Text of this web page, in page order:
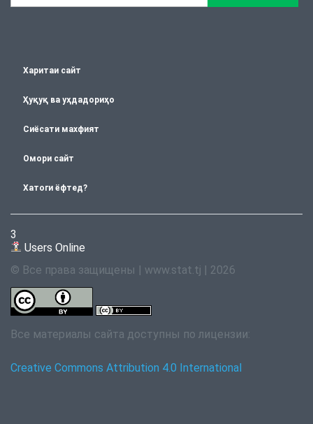
Харитаи сайт
Ҳуқуқ ва уҳдадориҳо
Сиёсати махфият
Омори сайт
Хатоги ёфтед?
3
Users Online
© Все права защищены | www.stat.tj | 2026
Все материалы сайта доступны по лицензии:
Creative Commons Attribution 4.0 International